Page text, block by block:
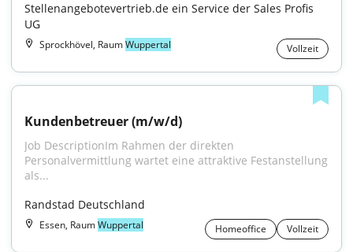
Stellenangebotevertrieb.de ein Service der Sales Profis
UG
Sprockhövel, RaumWuppertal Vollzeit
Kundenbetreuer (m/w/d)
Job DescriptionIm Rahmen der direkten
Personalvermittlung wartet eine attraktive Festanstellung
als...
Randstad Deutschland
Essen, RaumWuppertal Homeoffice Vollzeit